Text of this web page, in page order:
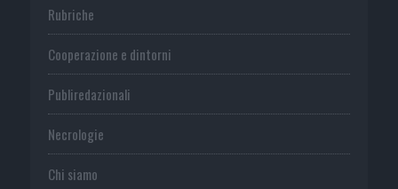
Rubriche
Cooperazione e dintorni
Publiredazionali
Necrologie
Chi siamo